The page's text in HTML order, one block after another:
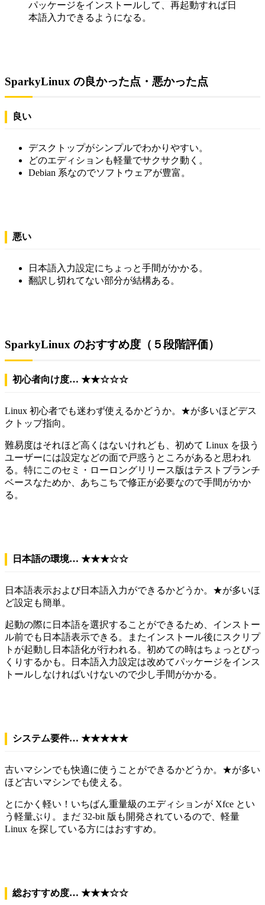
パッケージをインストールして、再起動すれば日
本語入力できるようになる。
SparkyLinux の良かった点・悪かった点
良い
デスクトップがシンプルでわかりやすい。
どのエディションも軽量でサクサク動く。
Debian 系なのでソフトウェアが豊富。
悪い
日本語入力設定にちょっと手間がかかる。
翻訳し切れてない部分が結構ある。
SparkyLinux のおすすめ度（５段階評価）
初心者向け度… ★★☆☆☆
Linux 初心者でも迷わず使えるかどうか。★が多いほどデス
クトップ指向。
難易度はそれほど高くはないけれども、初めて Linux を扱う
ユーザーには設定などの面で戸惑うところがあると思われ
る。特にこのセミ・ローロングリリース版はテストブランチ
ベースなためか、あちこちで修正が必要なので手間がかか
る。
日本語の環境… ★★★☆☆
日本語表示および日本語入力ができるかどうか。★が多いほ
ど設定も簡単。
起動の際に日本語を選択することができるため、インストー
ル前でも日本語表示できる。またインストール後にスクリプ
トが起動し日本語化が行われる。初めての時はちょっとびっ
くりするかも。日本語入力設定は改めてパッケージをインス
トールしなければいけないので少し手間がかかる。
システム要件… ★★★★★
古いマシンでも快適に使うことができるかどうか。★が多い
ほど古いマシンでも使える。
とにかく軽い！いちばん重量級のエディションが Xfce とい
う軽量ぶり。まだ 32-bit 版も開発されているので、軽量
Linux を探している方にはおすすめ。
総おすすめ度… ★★★☆☆